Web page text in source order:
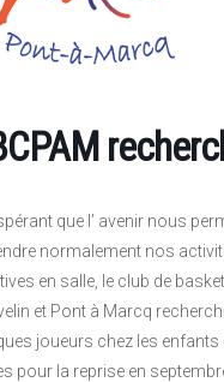
que l’ avenir nous
normalement nos
en salle, le club de
et Pont à Marcq
joueurs chez les enfants
pour la reprise en